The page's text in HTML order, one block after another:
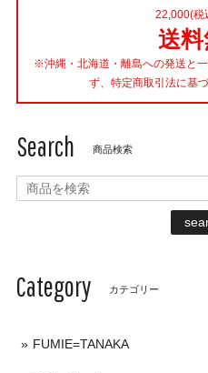
22,000(税
送
※沖縄・北海道・離島への発送と
ず、特定商取引法に基
Search 商品検索
Category カテゴリー
FUMIE=TANAKA